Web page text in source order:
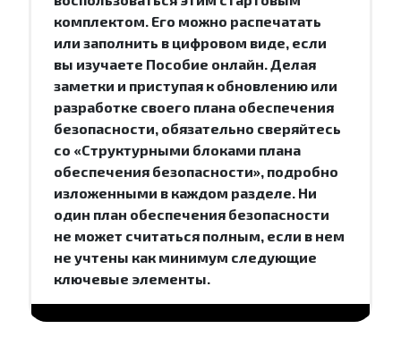
комплектом. Его можно распечатать
или заполнить в цифровом виде, если
вы изучаете Пособие онлайн. Делая
заметки и приступая к обновлению или
разработке своего плана обеспечения
безопасности, обязательно сверяйтесь
со «Структурными блоками плана
обеспечения безопасности», подробно
изложенными в каждом разделе. Ни
один план обеспечения безопасности
не может считаться полным, если в нем
не учтены как минимум следующие
ключевые элементы.